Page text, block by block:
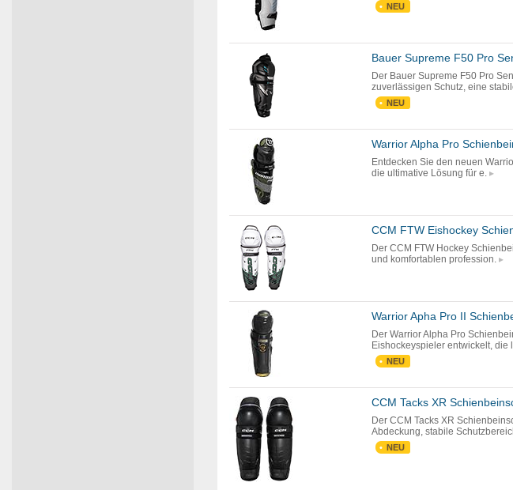
NEU
Bauer Supreme F50 Pro
Der Bauer Supreme F50 Pro
zuverlässigen Schutz, eine
NEU
Warrior Alpha Pro
Entdecken Sie den neuen
die ultimative Lösung für e.
CCM FTW Eishockey
Der CCM FTW Hockey
und komfortablen profession.
Warrior Apha Pro II
Der Warrior Alpha Pro
Eishockeyspieler entwickelt, die
NEU
CCM Tacks XR
Der CCM Tacks XR
Abdeckung, stabile
NEU